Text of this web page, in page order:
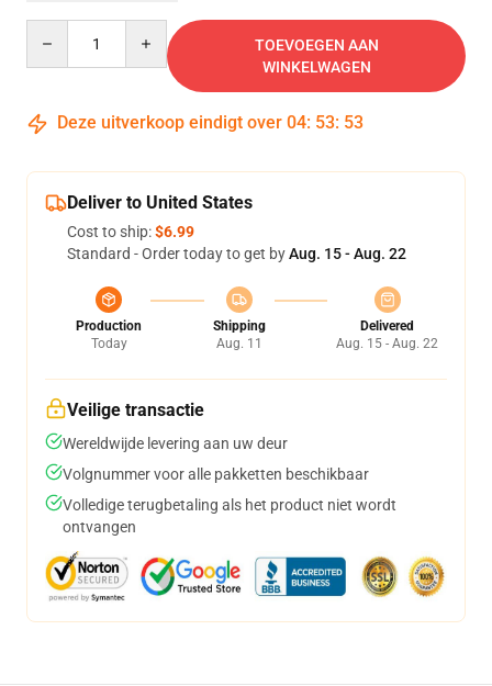
TOEVOEGEN AAN
WINKELWAGEN
Deze uitverkoop eindigt over 04: 53: 53
Deliver to United States
Cost to ship:$6.99
Standard - Order today to get byAug. 15 - Aug. 22
Production
Today
Shipping
Aug. 11
Delivered
Aug. 15 - Aug. 22
Veilige transactie
Wereldwijde levering aan uw deur
Volgnummer voor alle pakketten beschikbaar
Volledige terugbetaling als het product niet wordt
ontvangen